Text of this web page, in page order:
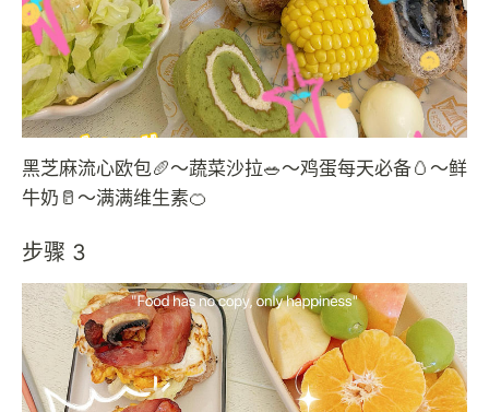
黑芝麻流心欧包🥖～蔬菜沙拉🥗～鸡蛋每天必备🥚～鲜
牛奶🥛～满满维生素🍊
步骤 3